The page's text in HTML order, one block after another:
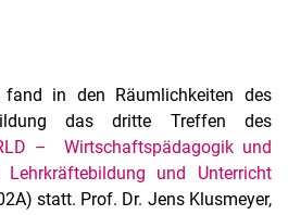
in den Räumlichkeiten des
das dritte Treffen des
– Wirtschaftspädagogik und
Lehrkräftebildung und Unterricht
statt. Prof. Dr. Jens Klusmeyer,